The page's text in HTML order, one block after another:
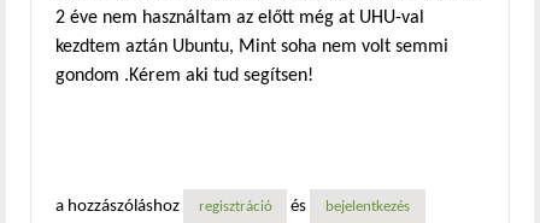
2 éve nem használtam az előtt még at UHU-val
kezdtem aztán Ubuntu, Mint soha nem volt semmi
gondom .Kérem aki tud segítsen!
a hozzászóláshoz regisztráció és bejelentkezés